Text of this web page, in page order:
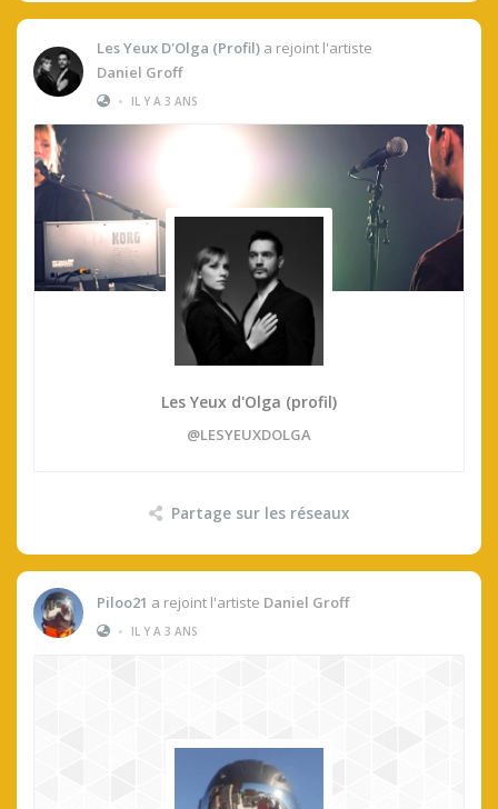
Les Yeux D'Olga (profil) a rejoint l'artiste
Daniel Groff
•
IL Y A 3 ANS
Les Yeux d'Olga (profil)
@LESYEUXDOLGA
Partage sur les réseaux
Piloo21 a rejoint l'artiste Daniel Groff
•
IL Y A 3 ANS